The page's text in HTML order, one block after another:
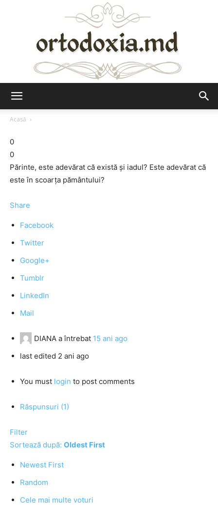
Acasă
0
0
Părinte, este adevărat că există și iadul? Este adevărat că
este în scoarța pământului?
Share
Facebook
Twitter
Google+
Tumblr
LinkedIn
Mail
DIANA a întrebat 15 ani ago
last edited 2 ani ago
You must login to post comments
Răspunsuri (1)
Filter
Sortează după: Oldest First
Newest First
Random
Cele mai multe voturi